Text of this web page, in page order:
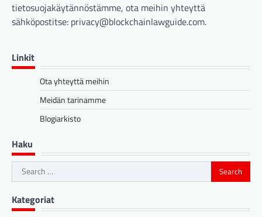
tietosuojakäytännöstämme, ota meihin yhteyttä
sähköpostitse: privacy@blockchainlawguide.com.
Linkit
Ota yhteyttä meihin
Meidän tarinamme
Blogiarkisto
Haku
Search
for:
Kategoriat